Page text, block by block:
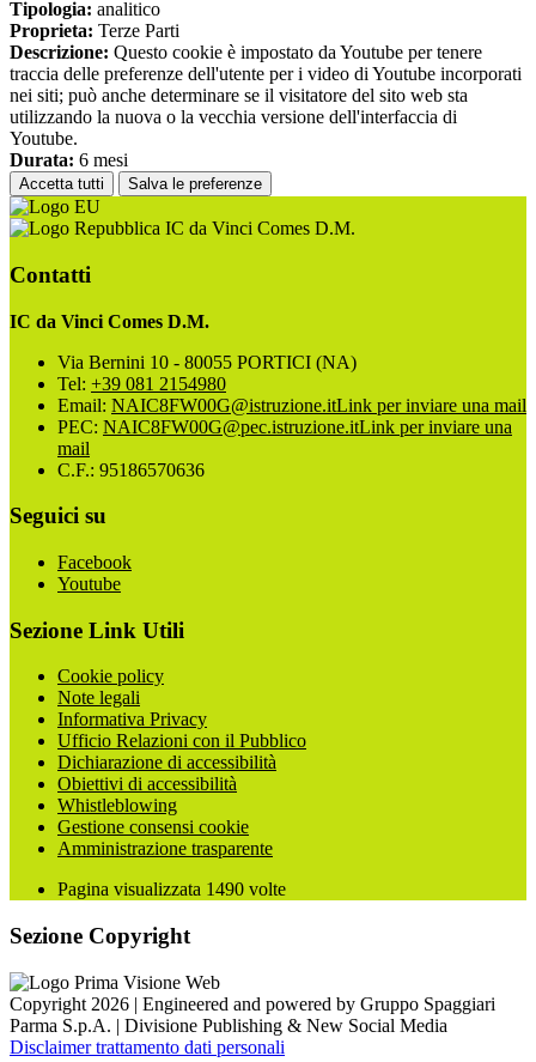
Tipologia: analitico
Proprieta: Terze Parti
Descrizione: Questo cookie è impostato da Youtube per tenere
traccia delle preferenze dell'utente per i video di Youtube incorporati
nei siti; può anche determinare se il visitatore del sito web sta
utilizzando la nuova o la vecchia versione dell'interfaccia di
Youtube.
Durata: 6 mesi
Accetta tutti Salva le preferenze
IC da Vinci Comes D.M.
Contatti
IC da Vinci Comes D.M.
Via Bernini 10 - 80055 PORTICI (NA)
Tel: +39 081 2154980
Email: NAIC8FW00G@istruzione.itLink per inviare una mail
PEC: NAIC8FW00G@pec.istruzione.itLink per inviare una
mail
C.F.: 95186570636
Seguici su
Facebook
Youtube
Sezione Link Utili
Cookie policy
Note legali
Informativa Privacy
Ufficio Relazioni con il Pubblico
Dichiarazione di accessibilità
Obiettivi di accessibilità
Whistleblowing
Gestione consensi cookie
Amministrazione trasparente
Pagina visualizzata 1490 volte
Sezione Copyright
Copyright 2026 | Engineered and powered by Gruppo Spaggiari
Parma S.p.A. | Divisione Publishing & New Social Media
Disclaimer trattamento dati personali